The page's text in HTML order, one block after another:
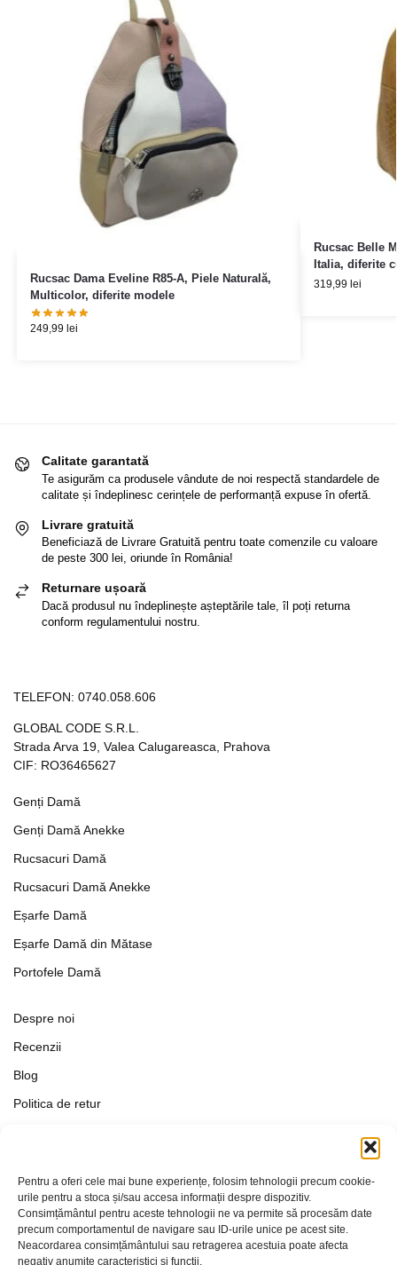
Pentru a oferi cele mai bune experiențe, folosim tehnologii precum cookie-
urile pentru a stoca și/sau accesa informații despre dispozitiv.
Consimțământul pentru aceste tehnologii ne va permite să procesăm date
precum comportamentul de navigare sau ID-urile unice pe acest site.
Neacordarea consimțământului sau retragerea acestuia poate afecta
negativ anumite caracteristici și funcții.
Rucsac Dama Eveline R85-A, Piele Naturală,
Multicolor, diferite modele
249,99 lei
Rucsac Belle
Italia, diferite
319,99 lei
Calitate garantată
Te asigurăm ca produsele vândute de noi respectă standardele de
calitate și îndeplinesc cerințele de performanță expuse în ofertă.
Livrare gratuită
Beneficiază de Livrare Gratuită pentru toate comenzile cu valoare
de peste 300 lei, oriunde în România!
Returnare ușoară
Dacă produsul nu îndeplinește așteptările tale, îl poți returna
conform regulamentului nostru.
TELEFON: 0740.058.606
GLOBAL CODE S.R.L.
Strada Arva 19, Valea Calugareasca, Prahova
CIF: RO36465627
Genți Damă
Genți Damă Anekke
Rucsacuri Damă
Rucsacuri Damă Anekke
Eșarfe Damă
Eșarfe Damă din Mătase
Portofele Damă
Despre noi
Recenzii
Blog
Politica de retur
Politica de Confidențialitate
Politica de cookies
Setări Cookie-uri